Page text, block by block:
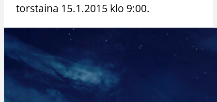
torstaina 15.1.2015 klo 9:00.